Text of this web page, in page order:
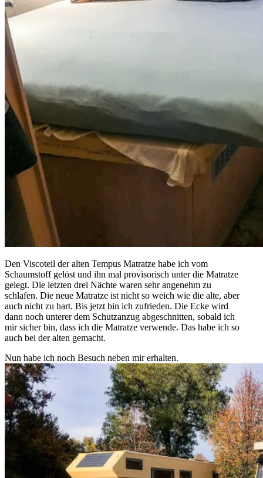
Den Viscoteil der alten Tempus Matratze habe ich vom
Schaumstoff gelöst und ihn mal provisorisch unter die Matratze
gelegt. Die letzten drei Nächte waren sehr angenehm zu
schlafen. Die neue Matratze ist nicht so weich wie die alte, aber
auch nicht zu hart. Bis jetzt bin ich zufrieden. Die Ecke wird
dann noch unterer dem Schutzanzug abgeschnitten, sobald ich
mir sicher bin, dass ich die Matratze verwende. Das habe ich so
auch bei der alten gemacht.
Nun habe ich noch Besuch neben mir erhalten.